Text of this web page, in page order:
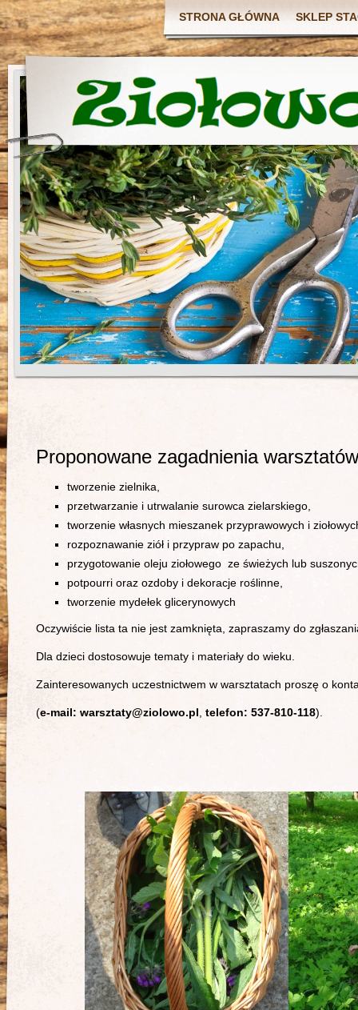
STRONA GŁÓWNA SKLEP
Proponowane zagadnienia
tworzenie zielnika,
przetwarzanie i utrwalanie surowca zielarskiego,
tworzenie własnych mieszanek przyprawowych i
rozpoznawanie ziół i przypraw po zapachu,
przygotowanie oleju ziołowego ze świeżych lub
potpourri oraz ozdoby i dekoracje roślinne,
tworzenie mydełek glicerynowych
Oczywiście lista ta nie jest zamknięta, zapraszamy do
Dla dzieci dostosowuje tematy i materiały do wieku.
Zainteresowanych uczestnictwem w warsztatach proszę o
(e-mail: warsztaty@ziolowo.pl telefon: 537-810-118).